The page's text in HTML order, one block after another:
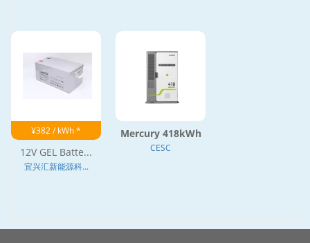
¥382 / kWh *
12V GEL Batte...
宜兴汇新能源科...
Mercury 418kWh
CESC